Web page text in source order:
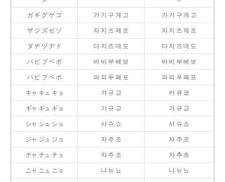
ガ ギ グ ゲ ゴ 가 기 구 게 고 가 기 구 게 고
ザ ジ ズ ゼ ゾ 자 지 즈 제 조 자 지 즈 제 조
ダ ヂ ヅ デ ド 다 지 즈 데 도 다 지 즈 데 도
バ ビ ブ ベ ボ 바 비 부 베 보 바 비 부 베 보
パ ピ プ ペ ポ 파 피 푸 페 포 파 피 푸 페 포
キャ キュ キョ 갸 규 교 캬 큐 쿄
ギャ ギュ ギョ 갸 규 교 갸 규 교
シャ シュ ショ 샤 슈 쇼 샤 슈 쇼
ジャ ジュ ジョ 자 주 조 자 주 조
チャ チュ チョ 자 주 조 차 추 초
ニャ ニュ ニョ 냐 뉴 뇨 냐 뉴 뇨